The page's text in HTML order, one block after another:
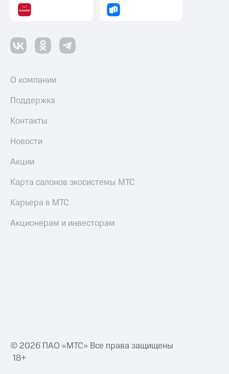
О компании
Поддержка
Контакты
Новости
Акции
Карта салонов экосистемы МТС
Карьера в МТС
Акционерам и инвесторам
© 2026 ПАО «МТС» Все права защищены
18+